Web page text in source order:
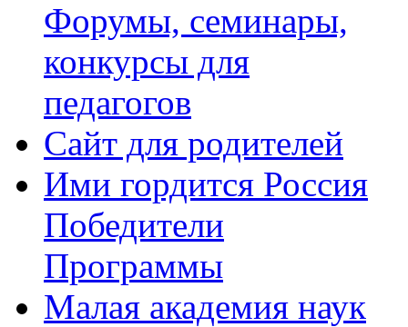
Форумы, семинары,
конкурсы для
педагогов
Сайт для родителей
Ими гордится Россия
Победители
Программы
Малая академия наук